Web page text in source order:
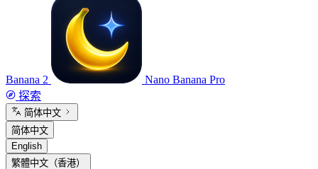
Banana 2
Nano Banana Pro
探索
简体中文
简体中文
English
繁體中文（香港）